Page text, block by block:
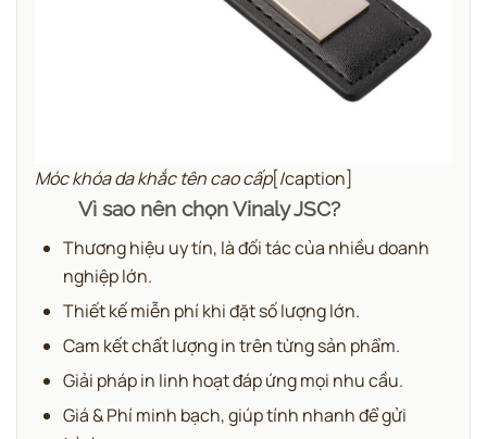
Móc khóa da khắc tên cao cấp[/caption]
Vì sao nên chọn Vinaly JSC?
Thương hiệu uy tín, là đối tác của nhiều doanh
nghiệp lớn.
Thiết kế miễn phí khi đặt số lượng lớn.
Cam kết chất lượng in trên từng sản phẩm.
Giải pháp in linh hoạt đáp ứng mọi nhu cầu.
Giá & Phí minh bạch, giúp tính nhanh để gửi